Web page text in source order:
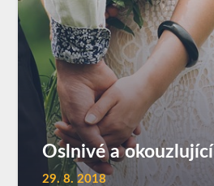
Oslnivé a okouzlující
29. 8. 2018